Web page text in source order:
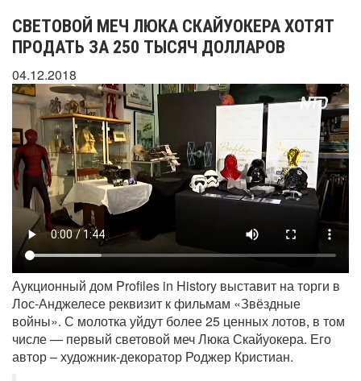
СВЕТОВОЙ МЕЧ ЛЮКА СКАЙУОКЕРА ХОТЯТ
ПРОДАТЬ ЗА 250 ТЫСЯЧ ДОЛЛАРОВ
04.12.2018
Аукционный дом Profiles in History выставит на торги в
Лос-Анджелесе реквизит к фильмам «Звёздные
войны». С молотка уйдут более 25 ценных лотов, в том
числе — первый световой меч Люка Скайуокера. Его
автор – художник-декоратор Роджер Кристиан.